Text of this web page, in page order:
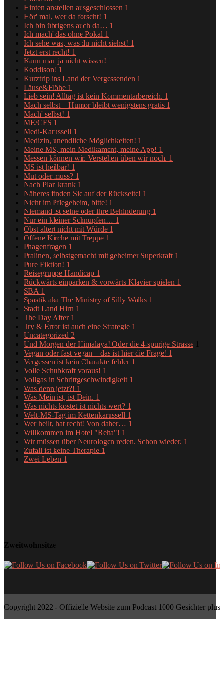
Hinten anstellen ausgeschlossen 1
Hör' mal, wer da forscht! 1
Ich bin übrigens auch da… 1
Ich mach' das ohne Pokal 1
Ich sehe was, was du nicht siehst! 1
Jetzt erst recht! 1
Kann man ja nicht wissen! 1
Koddison! 1
Kurztrip ins Land der Vergessenden 1
Läuse&Flöhe 1
Lieb sein! Alltag ist kein Kommentarbereich. 1
Mach selbst – Humor bleibt wenigstens gratis 1
Mach' selbst! 1
ME/CFS 1
Medi-Karussell 1
Medizin, unendliche Möglichkeiten! 1
Meine MS, mein Medikament, meine App! 1
Messen können wir. Verstehen üben wir noch. 1
MS ist heilbar! 1
Mut oder muss? 1
Nach Plan krank 1
Näheres finden Sie auf der Rückseite! 1
Nicht im Pflegeheim, bitte! 1
Niemand ist seine oder ihre Behinderung 1
Nur ein kleiner Schnupfen… 1
Obst altert nicht mit Würde 1
Offene Kirche mit Treppe 1
Phagenfragen 1
Pralinen, selbstgemacht mit geheimer Superkraft 1
Pure Fiktion! 1
Reisegruppe Handicap 1
Rückwärts einparken & vorwärts Klavier spielen 1
SBA 1
Spastik aka The Ministry of Silly Walks 1
Stadt Land Hirn 1
The Day After 1
Try & Error ist auch eine Strategie 1
Uncategorized 2
Und Morgen der Himalaya! Oder die 4-spurige Strasse 1
Vegan oder fast vegan – das ist hier die Frage! 1
Vergessen ist kein Charakterfehler 1
Volle Schubkraft voraus! 1
Vollgas in Schrittgeschwindigkeit 1
Was denn jetzt?! 1
Was Mein ist, ist Dein. 1
Was nichts kostet ist nichts wert? 1
Welt-MS-Tag im Kettenkarussell 1
Wer heilt, hat recht! Von daher… 1
Willkommen im Hotel "Reha"! 1
Wir müssen über Neurologen reden. Schon wieder. 1
Zufall ist keine Therapie 1
Zwei Leben 1
Zweitwohnsitze
Copyright 2022 - Offizielle Website zum Podcast 1000 Gesichter